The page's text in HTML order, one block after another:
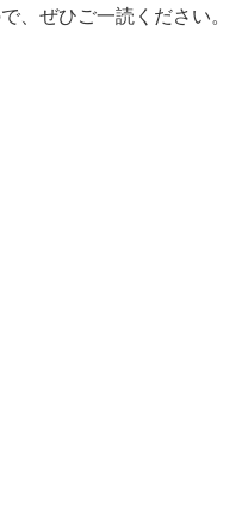
、ぜひご一読ください。